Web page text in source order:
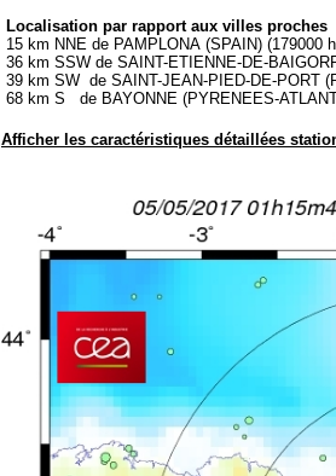
Localisation par rapport aux villes proches
15 km NNE de PAMPLONA (SPAIN) (179000
36 km SSW de SAINT-ETIENNE-DE-
39 km SW de SAINT-JEAN-PIED-DE-PORT
68 km S de BAYONNE (PYRENEES-
Afficher les caractéristiques détaillées